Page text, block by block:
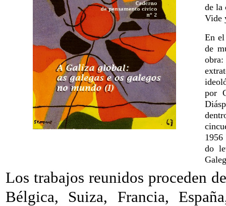
de la
Vide
En
de
por
1956
do
Los trabajos reunidos proceden
Bélgica, Suiza, Francia,